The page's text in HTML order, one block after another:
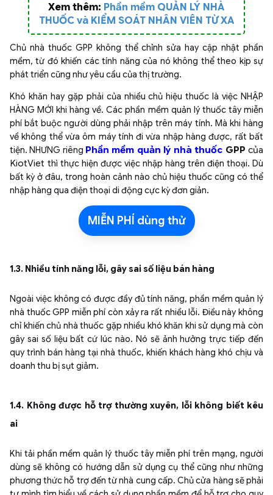
Xem thêm: Phần mềm QUẢN LÝ NHÀ
THUỐC và KIỂM SOÁT NHÂN VIÊN TỪ XA
Chủ nhà thuốc GPP không thể chỉnh sửa hay cập nhật phần
mềm, từ đó khiến các tính năng của nó không thể theo kịp sự
phát triển cũng như yêu cầu của thị trường.
Khó khăn hay gặp phải của nhiều chủ hiệu thuốc là việc NHẬP
HÀNG MỚI khi hàng về. Các phần mềm quản lý thuốc tây miễn
phí bắt buộc người dùng phải nhập trên máy tính. Mà khi hàng
về không thể vừa ôm máy tính đi vừa nhập hàng được, rất bất
tiện. NHƯNG riêng Phần mềm quản lý nhà thuốc GPP của
KiotViet thì thực hiện được việc nhập hàng trên điện thoại. Dù
bất kỳ ở đâu, trong hoàn cảnh nào chủ hiệu thuốc cũng có thể
nhập hàng qua điện thoại di động cực kỳ đơn giản.
MIỄN PHÍ dùng thử
1.3. Nhiều tính năng lỗi, gây sai số liệu bán hàng
Ngoài việc không có được đầy đủ tính năng, phần mềm quản lý
nhà thuốc GPP miễn phí còn xảy ra rất nhiều lỗi. Điều này không
chỉ khiến chủ nhà thuốc gặp nhiều khó khăn khi sử dụng mà còn
gây sai số liệu bất cứ lúc nào. Nó sẽ ảnh hưởng trực tiếp đến
quy trình bán hàng tại nhà thuốc, khiến khách hàng khó chịu và
doanh thu bị sụt giảm.
1.4. Không được hỗ trợ thường xuyên, lỗi không biết kêu
ai
Khi tải phần mềm quản lý thuốc tây miễn phí trên mạng, người
dùng sẽ không có hướng dẫn sử dụng cụ thể cũng như những
phương thức hỗ trợ đến từ nhà cung cấp. Chủ cửa hàng sẽ phải